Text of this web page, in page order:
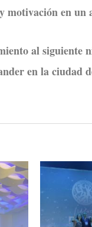
motivación en
al siguiente
en la ciudad